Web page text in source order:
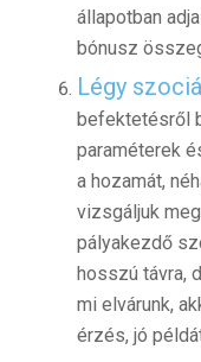
állapotban
bónusz
Légy
befektetésről
paraméterek
a hozamát,
vizsgáljuk
pályakezdő
hosszú távra,
mi elvárunk,
érzés, jó